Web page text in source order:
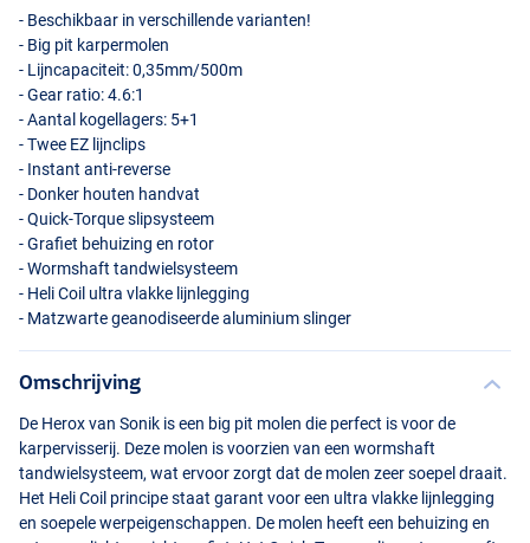
- Beschikbaar in verschillende varianten!
- Big pit karpermolen
- Lijncapaciteit: 0,35mm/500m
- Gear ratio: 4.6:1
- Aantal kogellagers: 5+1
- Twee EZ lijnclips
- Instant anti-reverse
- Donker houten handvat
- Quick-Torque slipsysteem
- Grafiet behuizing en rotor
- Wormshaft tandwielsysteem
- Heli Coil ultra vlakke lijnlegging
- Matzwarte geanodiseerde aluminium slinger
Omschrijving
De Herox van Sonik is een big pit molen die perfect is voor de
karpervisserij. Deze molen is voorzien van een wormshaft
tandwielsysteem, wat ervoor zorgt dat de molen zeer soepel draait.
Het Heli Coil principe staat garant voor een ultra vlakke lijnlegging
en soepele werpeigenschappen. De molen heeft een behuizing en